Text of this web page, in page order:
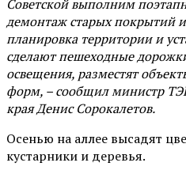
Советской выполним
демонтаж старых покрытий
планировка территории и
сделают пешеходные
освещения, разместят
форм, – сообщил министр
края Денис Сорокалетов.
Осенью на аллее высадят
кустарники и деревья.